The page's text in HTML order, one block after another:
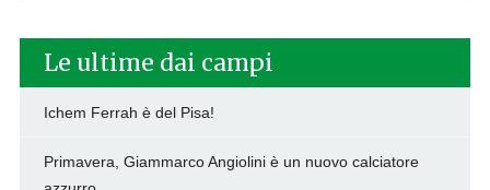
Le ultime dai campi
Ichem Ferrah è del Pisa!
Primavera, Giammarco Angiolini è un nuovo calciatore